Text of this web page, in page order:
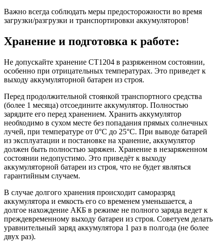
Важно всегда соблюдать меры предосторожности во время
загрузки/разгрузки и транспортировки аккумуляторов!
Хранение и подготовка к работе:
Не допускайте хранение CT1204 в разряженном состоянии,
особенно при отрицательных температурах. Это приведет к
выходу аккумуляторной батареи из строя.
Перед продолжительной стоянкой транспортного средства
(более 1 месяца) отсоедините аккумулятор. Полностью
зарядите его перед хранением. Хранить аккумулятор
необходимо в сухом месте без попадания прямых солнечных
лучей, при температуре от 0°С до 25°С. При выводе батарей
из эксплуатации и постановке на хранение, аккумулятор
должен быть полностью заряжен. Хранение в незаряженном
состоянии недопустимо. Это приведёт к выходу
аккумуляторной батареи из строя, что не будет являться
гарантийным случаем.
В случае долгого хранения происходит саморазряд
аккумулятора и емкость его со временем уменьшается, а
долгое нахождение АКБ в режиме не полного заряда ведет к
преждевременному выходу батареи из строя. Советуем делать
уравнительный заряд аккумулятора 1 раз в полгода (не более
двух раз).